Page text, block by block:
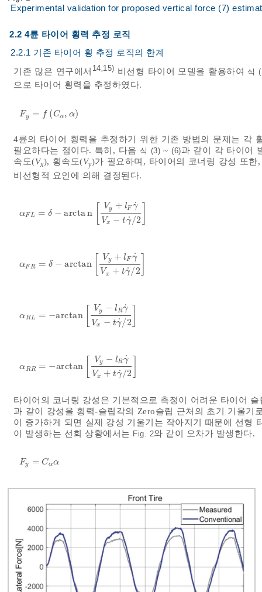
Experimental validation for proposed vertical force (7)
2.2 4륜 타이어 횡력 추정 로직
2.2.1 기존 타이어 횡 추정 로직의 한계
기존 많은 연구에서 14 15) 비선형 타이어 모델을 활용하여 식
으로 타이어 횡력을 추정하였다.
F y = f (Cα , α)
F y=fCα ,α
4륜의 타이어 횡력을 추정하기 위한 기존 방법의 문제는 각
필요하다는 점이다. 특히, 다음 식 (3) ~(6)과 같이 각 타이어
속도(Vx), 횡속도(Vy)가 필요하며, 타이어의 코너링 강성 또
비선형적 요인에 의해 결정된다.
αFL = δ − arctan
Vy + lF γ
˙
Vx − tγ
˙/2
αF L=δ -arctan y+lFγ˙Vx-
αF R = δ − arctan
Vy + lF γ
˙
Vx + tγ
˙/2
α FR=δ -arctan y+lFγ˙Vx+
αRL = −arctan
Vy − l Rγ
˙
Vx − tγ
˙/2
α RL=-arctan Vy-lRγ˙Vx-
α RR = −arctan
Vy − lRγ
˙
Vx + tγ
˙/2
αRR=-arctan Vy-lRγ˙Vx+
타이어의 코너링 강성은 기본적으로 측정이 어려운 타이어
과 같이 강성을 횡력-슬립각의 Zero슬립 근처의 초기 기울
이 증가하게 되면 실제 강성 기울기는 작아지기 때문에 선형
이 발생하는 선회 상황에서는 Fig. 2와 같이 오차가 발생한다.
Fy = Cαα
F y=Cαα